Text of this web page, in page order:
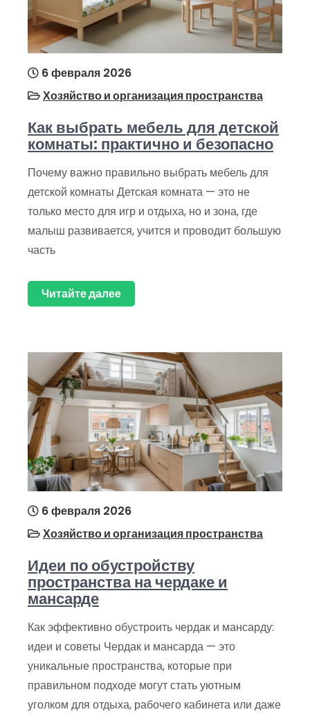
6 февраля 2026
Хозяйство и организация пространства
Как выбрать мебель для детской
комнаты: практично и безопасно
Почему важно правильно выбрать мебель для
детской комнаты Детская комната — это не
только место для игр и отдыха, но и зона, где
малыш развивается, учится и проводит большую
часть
Читайте далее
6 февраля 2026
Хозяйство и организация пространства
Идеи по обустройству
пространства на чердаке и
мансарде
Как эффективно обустроить чердак и мансарду:
идеи и советы Чердак и мансарда — это
уникальные пространства, которые при
правильном подходе могут стать уютным
уголком для отдыха, рабочего кабинета или даже